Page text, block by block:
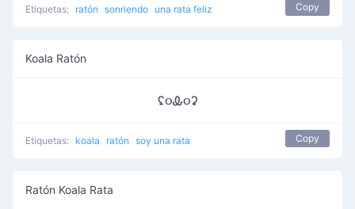
Etiquetas: ratón sonriendo una rata feliz Copy
Koala Ratón
ʢ૦Ꮂ૦ʡ
Etiquetas: koala ratón soy una rata Copy
Ratón Koala Rata